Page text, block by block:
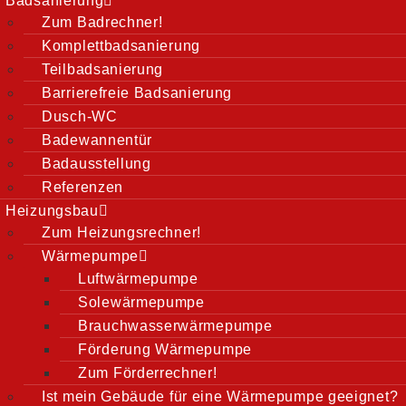
Zum Badrechner!
Komplettbadsanierung
Teilbadsanierung
Barrierefreie Badsanierung
Dusch-WC
Badewannentür
Badausstellung
Referenzen
Heizungsbau
Zum Heizungsrechner!
Wärmepumpe
Luftwärmepumpe
Solewärmepumpe
Brauchwasserwärmepumpe
Förderung Wärmepumpe
Zum Förderrechner!
Ist mein Gebäude für eine Wärmepumpe geeignet?
Wir planen mit Ihnen
Kenntnissen mit Rat und Tat
passgenauen Lösung für
Kontakt